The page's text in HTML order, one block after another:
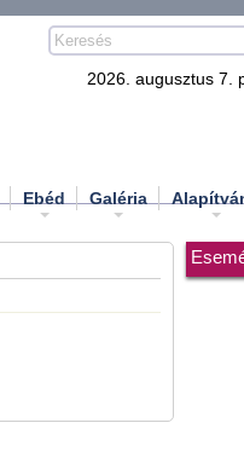
2026. augusztus 7.
Ebéd Galéria